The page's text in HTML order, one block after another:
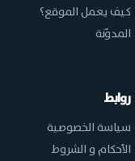
كيف يعمل الموقع؟
المدوّنة
روابط
سياسة الخصوصية
الأحكام و الشروط